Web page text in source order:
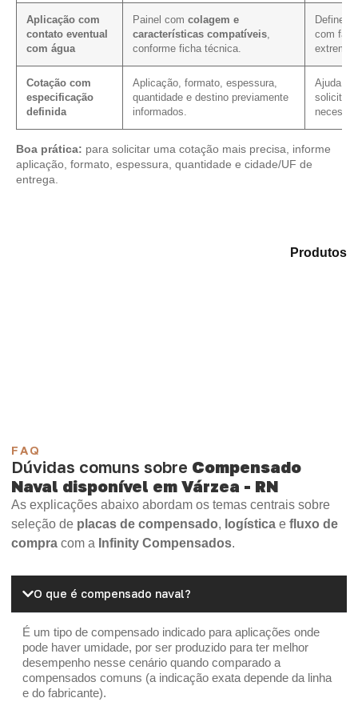
Aplicação com
contato eventual
com água
Painel com colagem e
características compatíveis
conforme ficha técnica.
Define
com
Cotação com
especificação
definida
Aplicação, formato, espessura,
quantidade e destino previamente
informados.
Ajuda a
Boa prática: para solicitar uma cotação mais precisa, informe
aplicação, formato, espessura, quantidade e cidade/UF de
entrega.
Produtos
FAQ
Dúvidas comuns sobre Compensado
Naval disponível em Várzea - RN
As explicações abaixo abordam os temas centrais sobre
seleção de placas de compensado, logística e fluxo de
compra com a Infinity Compensados.
O que é compensado naval?
É um tipo de compensado indicado para aplicações onde
pode haver umidade, por ser produzido para ter melhor
desempenho nesse cenário quando comparado a
compensados comuns (a indicação exata depende da linha
e do fabricante).